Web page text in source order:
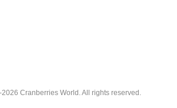
Cranberries World. All rights reserved.